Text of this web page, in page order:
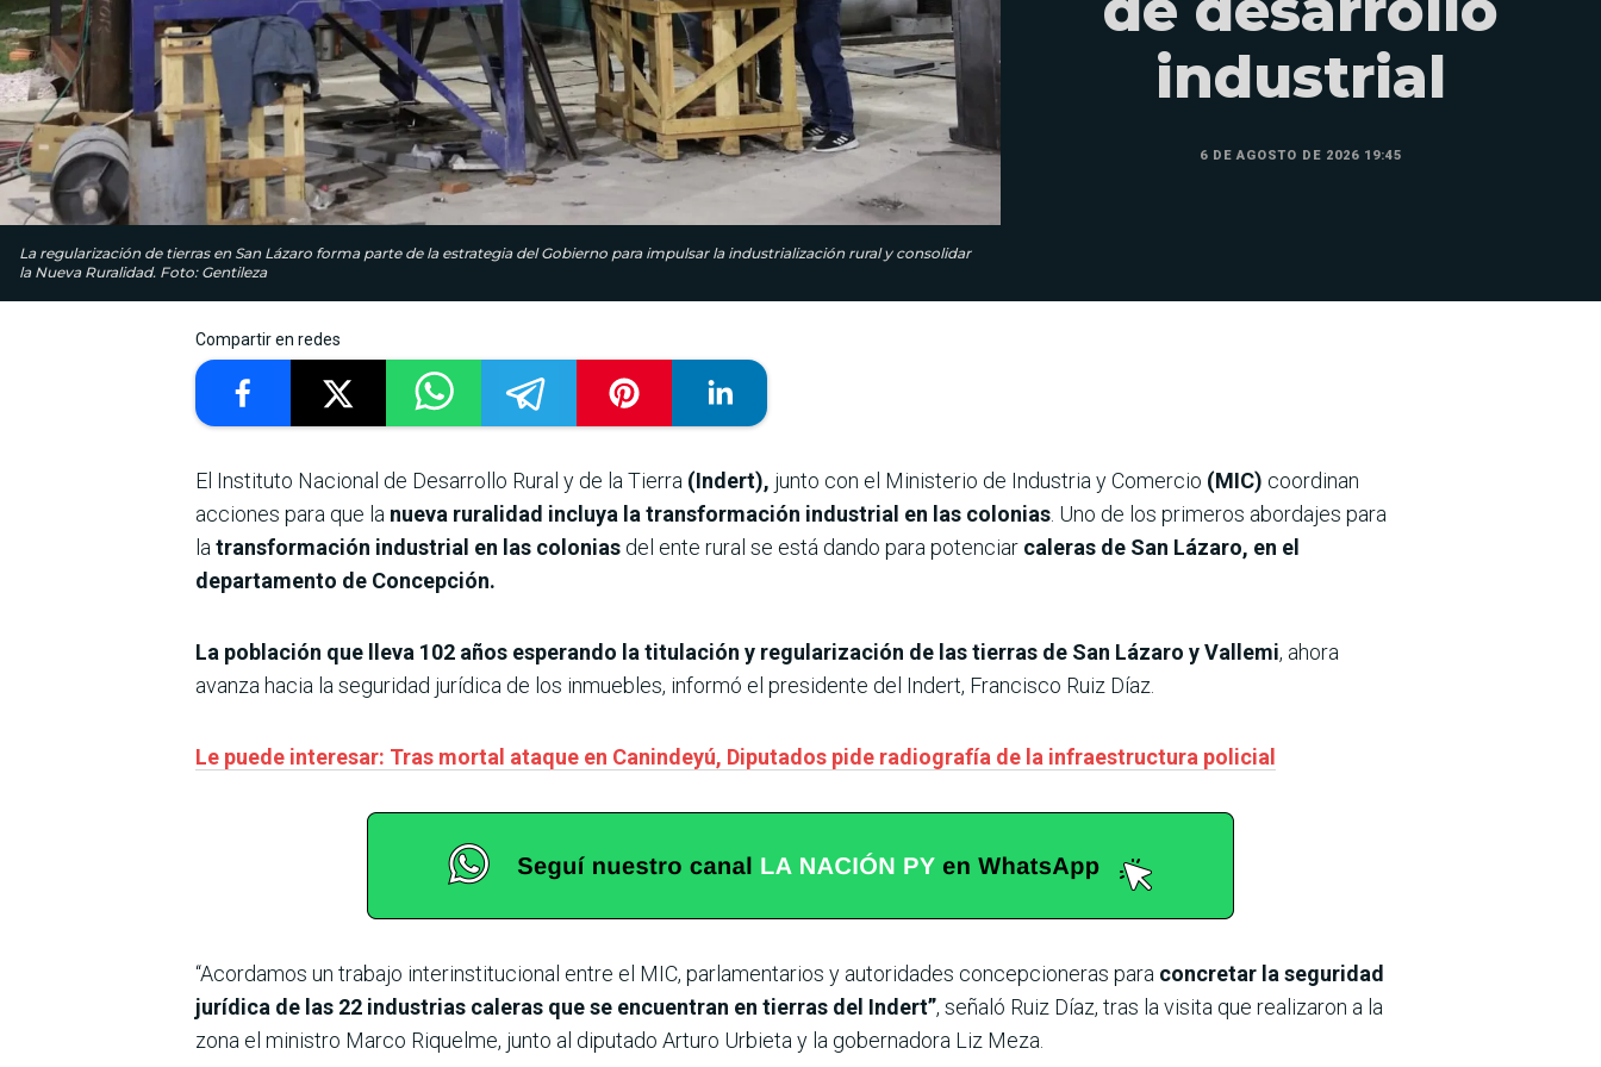
La regularización de tierras en San Lázaro forma parte de la estrategia del Gobierno para impulsar la industrialización rural y consolidar
la Nueva Ruralidad. Foto: Gentileza
industrial
6 DE AGOSTO DE 2026 19:45
Compartir en redes
El Instituto Nacional de Desarrollo Rural y de la Tierra (Indert), junto con el Ministerio de Industria y Comercio (MIC) coordinan
acciones para que la nueva ruralidad incluya la transformación industrial en las colonias. Uno de los primeros abordajes para
latransformación industrial en las colonias del ente rural se está dando para potenciar caleras de San Lázaro, en el
departamento de Concepción.
La población que lleva 102 años esperando la titulación y regularización de las tierras de San Lázaro y Vallemi, ahora
avanza hacia la seguridad jurídica de los inmuebles, informó el presidente del Indert, Francisco Ruiz Díaz.
Le puede interesar: Tras mortal ataque en Canindeyú, Diputados pide radiografía de la infraestructura policial
“Acordamos un trabajo interinstitucional entre el MIC, parlamentarios y autoridades concepcioneras para concretar la seguridad
jurídica de las 22 industrias caleras que se encuentran en tierras del Indert”, señaló Ruiz Díaz, tras la visita que realizaron a la
zona el ministro Marco Riquelme, junto al diputado Arturo Urbieta y la gobernadora Liz Meza.